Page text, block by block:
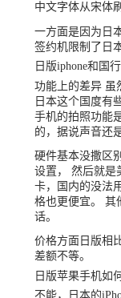
中文字体从宋体
一方面是因为日
签约机限制了日
日版iphone和国
功能上的差异 虽
日本这个国度有
手机的拍照功能
的，据说声音还
硬件基本没撒区
设置， 然后就是
卡，国内的没法
格也更便宜。 其
话。
价格方面日版相
差额不等。
日版苹果手机如
不能，日本的